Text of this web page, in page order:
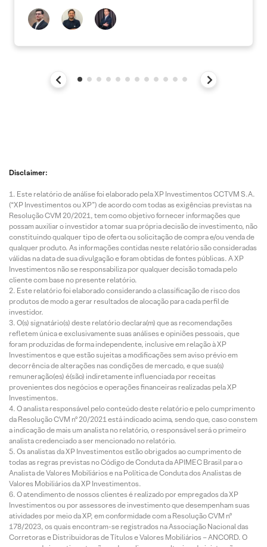
Disclaimer:
Este relatório de análise foi elaborado pela XP Investimentos CCTVM S.A.
(“XP Investimentos ou XP”) de acordo com todas as exigências previstas na
Resolução CVM 20/2021, tem como objetivo fornecer informações que
possam auxiliar o investidor a tomar sua própria decisão de investimento, não
constituindo qualquer tipo de oferta ou solicitação de compra e/ou venda de
qualquer produto. As informações contidas neste relatório são consideradas
válidas na data de sua divulgação e foram obtidas de fontes públicas. A XP
Investimentos não se responsabiliza por qualquer decisão tomada pelo
cliente com base no presente relatório.
Este relatório foi elaborado considerando a classificação de risco dos
produtos de modo a gerar resultados de alocação para cada perfil de
investidor.
O(s) signatário(s) deste relatório declara(m) que as recomendações
refletem única e exclusivamente suas análises e opiniões pessoais, que
foram produzidas de forma independente, inclusive em relação à XP
Investimentos e que estão sujeitas a modificações sem aviso prévio em
decorrência de alterações nas condições de mercado, e que sua(s)
remuneração(es) é(são) indiretamente influenciada por receitas
provenientes dos negócios e operações financeiras realizadas pela XP
Investimentos.
O analista responsável pelo conteúdo deste relatório e pelo cumprimento
da Resolução CVM nº 20/2021 está indicado acima, sendo que, caso constem
a indicação de mais um analista no relatório, o responsável será o primeiro
analista credenciado a ser mencionado no relatório.
Os analistas da XP Investimentos estão obrigados ao cumprimento de
todas as regras previstas no Código de Conduta da APIMEC Brasil para o
Analista de Valores Mobiliários e na Política de Conduta dos Analistas de
Valores Mobiliários da XP Investimentos.
O atendimento de nossos clientes é realizado por empregados da XP
Investimentos ou por assessores de investimento que desempenham suas
atividades por meio da XP, em conformidade com a Resolução CVM nº
178/2023, os quais encontram-se registrados na Associação Nacional das
Corretoras e Distribuidoras de Títulos e Valores Mobiliários – ANCORD. O